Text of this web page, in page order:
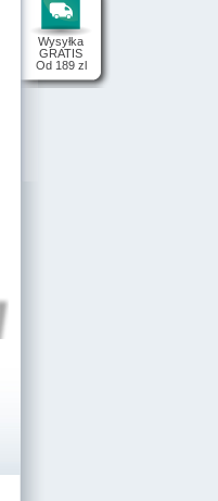
Wysyłka
GRATIS
Od 189 zl